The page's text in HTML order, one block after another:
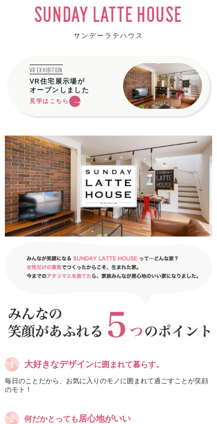
SUNDAY LATTE HOUSE
サンデーラテハウス
VR EXHIBITION
VR住宅展示場が
オープンしました
見学はこちら
大好きなデザインに囲まれて暮らす。
毎日のことだから、お気に入りのモノに囲まれて過ごすことが笑顔
のモト！
何だかとっても 居心地がいい